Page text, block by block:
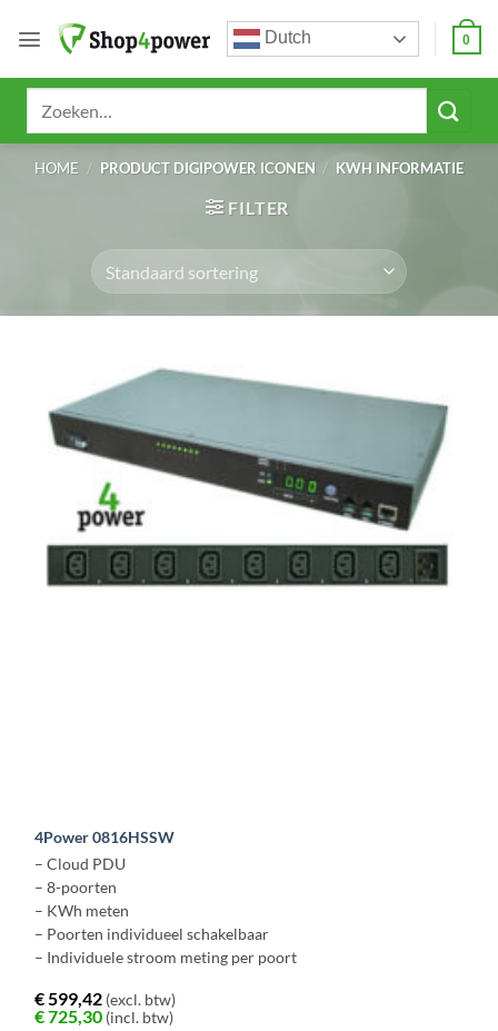
naar
Dutch 0
HOME / PRODUCT DIGIPOWER ICONEN / KWH INFORMATIE
FILTER
4Power 0816HSSW
– Cloud PDU
– 8-poorten
– KWh meten
– Poorten individueel schakelbaar
– Individuele stroom meting per poort
€599,42 (excl. btw)
€725,30 (incl. btw)